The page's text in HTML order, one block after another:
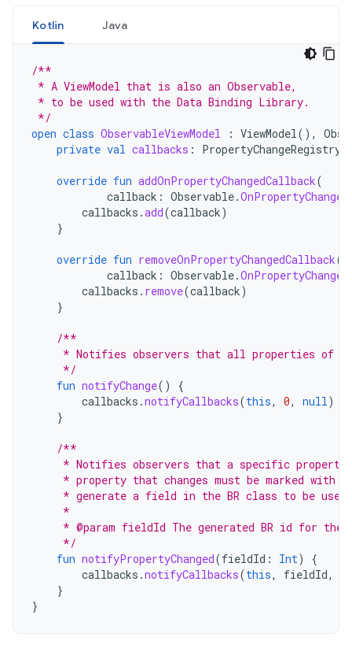
Kotlin Java
/**
* A ViewModel that is also an Observable,
* to be used with the Data Binding Library.
*/
open class ObservableViewModel : ViewModel(),
private val callbacks : PropertyChangeRegistry
override fun addOnPropertyChangedCallback(
callback : Observable.
callbacks .add(callback)
}
override fun removeOnPropertyChangedCallback(
callback : Observable.
callbacks . remove(callback)
}
/**
* Notifies observers that all properties of
     */
fun notifyChange()
{
callbacks .notifyCallbacks(this, 0, null)
}
/**
* Notifies observers that a specific
* property that changes must be marked with
* generate a field in the BR class to be
     *
* @param fieldId The generated BR id for the
     */
fun notifyPropertyChanged(fieldId : Int)
{
callbacks .notifyCallbacks(this, fieldId,
}
}